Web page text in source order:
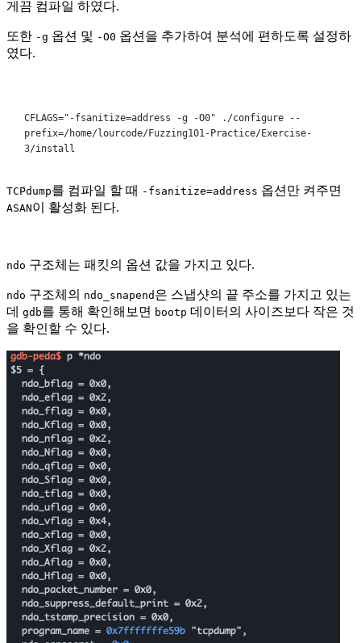
게끔 컴파일 하였다.
또한 -g 옵션 및 -O0 옵션을 추가하여 분석에 편하도록 설정하
였다.
CFLAGS="-fsanitize=address -g -O0" ./configure
--
prefix=/home/lourcode/Fuzzing101-Practice/Exercise-
3/install
TCPdump를 컴파일 할 때 -fsanitize=address 옵션만 켜주면
ASAN이 활성화 된다.
ndo 구조체는 패킷의 옵션 값을 가지고 있다.
ndo 구조체의 ndo_snapend 은 스냅샷의 끝 주소를 가지고 있는
데 gdb를 통해 확인해보면 bootp 데이터의 사이즈보다 작은 것
을 확인할 수 있다.